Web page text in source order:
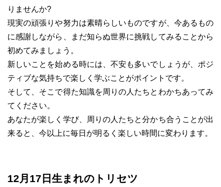
りませんか?
現実の頑張りや努力は素晴らしいものですが、今あるもの
に感謝しながら、まだ知らぬ世界に挑戦してみることから
初めてみましょう。
新しいことを始める時には、不安も多いでしょうが、ポジ
ティブな気持ちで楽しく学ぶことがポイントです。
そして、そこで得た知識を周りの人たちとわかちあってみ
てください。
あなたが楽しく学び、周りの人たちと分かち合うことが出
来ると、今以上に毎日が明るく楽しい時間に変わります。
12月17日生まれのトリセツ